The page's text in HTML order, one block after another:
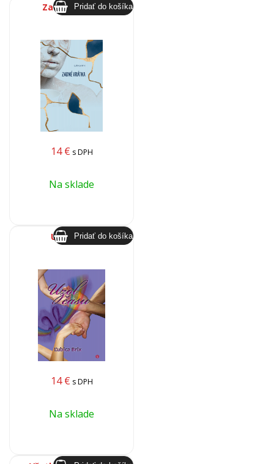
Zadné vrátka
14 € s DPH
Na sklade
Uzol času
14 € s DPH
Na sklade